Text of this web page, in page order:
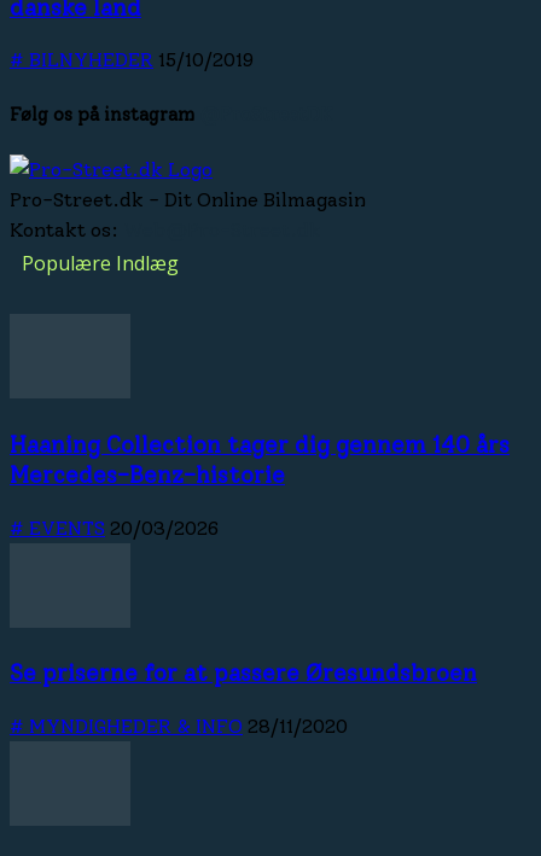
danske land
# BILNYHEDER 15/10/2019
Følg os på instagram
Pro-Street.dk - Dit Online Bilmagasin
Kontakt os:
Populære Indlæg
Haaning Collection tager dig gennem 140 års
Mercedes-Benz-historie
# EVENTS 20/03/2026
Se priserne for at passere Øresundsbroen
# MYNDIGHEDER & INFO 28/11/2020